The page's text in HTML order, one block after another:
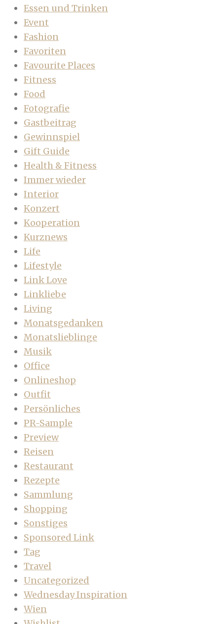
Essen und Trinken
Event
Fashion
Favoriten
Favourite Places
Fitness
Food
Fotografie
Gastbeitrag
Gewinnspiel
Gift Guide
Health & Fitness
Immer wieder
Interior
Konzert
Kooperation
Kurznews
Life
Lifestyle
Link Love
Linkliebe
Living
Monatsgedanken
Monatslieblinge
Musik
Office
Onlineshop
Outfit
Persönliches
PR-Sample
Preview
Reisen
Restaurant
Rezepte
Sammlung
Shopping
Sonstiges
Sponsored Link
Tag
Travel
Uncategorized
Wednesday Inspiration
Wien